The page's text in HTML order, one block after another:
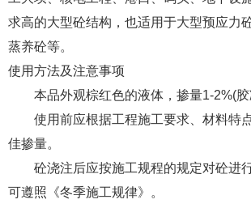
求高的大型砼结构，也适用于大型预应力
蒸养砼等。
使用方法及注意事项
本品外观棕红色的液体，掺量1-2%(胶
使用前应根据工程施工要求、材料特
佳掺量。
砼浇注后应按施工规程的规定对砼进
可遵照《冬季施工规律》。